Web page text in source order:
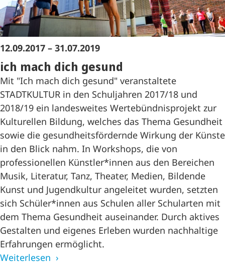
12.09.2017 – 31.07.2019
ich mach dich gesund
Mit "Ich mach dich gesund" veranstaltete
STADTKULTUR in den Schuljahren 2017/18 und
2018/19 ein landesweites Wertebündnisprojekt zur
Kulturellen Bildung, welches das Thema Gesundheit
sowie die gesundheitsfördernde Wirkung der Künste
in den Blick nahm. In Workshops, die von
professionellen Künstler*innen aus den Bereichen
Musik, Literatur, Tanz, Theater, Medien, Bildende
Kunst und Jugendkultur angeleitet wurden, setzten
sich Schüler*innen aus Schulen aller Schularten mit
dem Thema Gesundheit auseinander. Durch aktives
Gestalten und eigenes Erleben wurden nachhaltige
Erfahrungen ermöglicht.
Weiterlesen